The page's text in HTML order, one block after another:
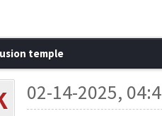
temple
02-14-2025,